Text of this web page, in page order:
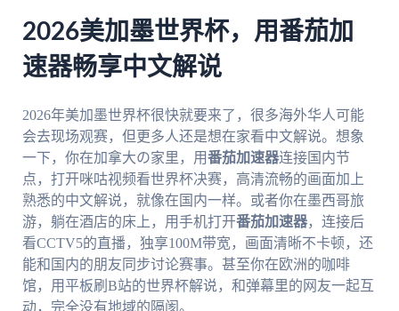
2026美加墨世界杯，用番茄加
速器畅享中文解说
2026年美加墨世界杯很快就要来了，很多海外华人可能
会去现场观赛，但更多人还是想在家看中文解说。想象
一下，你在加拿大の家里，用番茄加速器连接国内节
点，打开咪咕视频看世界杯决赛，高清流畅的画面加上
熟悉的中文解说，就像在国内一样。或者你在墨西哥旅
游，躺在酒店的床上，用手机打开番茄加速器，连接后
看CCTV5的直播，独享100M带宽，画面清晰不卡顿，还
能和国内的朋友同步讨论赛事。甚至你在欧洲的咖啡
馆，用平板刷B站的世界杯解说，和弹幕里的网友一起互
动，完全没有地域的隔阂。